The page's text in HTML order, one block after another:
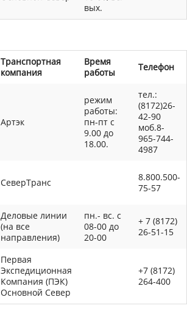
вых.
Транспортная
компания
Время
работы
Телефон
Артэк
режим
работы:
пн-пт с
9.00 до
18.00.
тел.:
(8172)26-
42-90
моб.8-
965-744-
4987
СеверТранс
8.800.500-
75-57
Деловые линии
(на все
направления)
пн.- вс. с
08-00 до
20-00
+ 7 (8172)
26-51-15
Первая
Экспедиционная
Компания (ПЭК)
Основной Север
+7 (8172)
264-400